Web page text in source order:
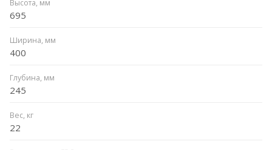
Высота, мм
695
Ширина, мм
400
Глубина, мм
245
Вес, кг
22